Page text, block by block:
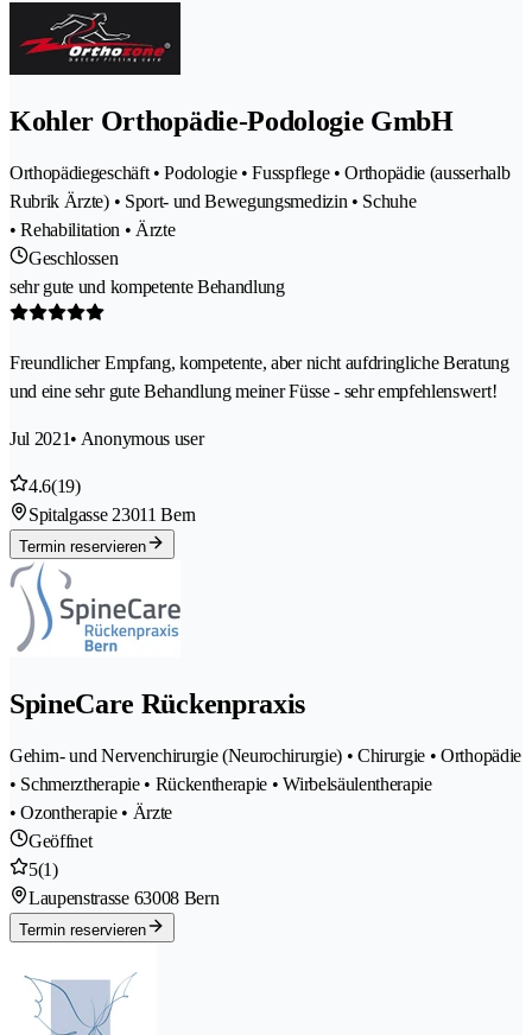
Kohler Orthopädie-Podologie GmbH
Orthopädiegeschäft • Podologie • Fusspflege • Orthopädie (ausserhalb
Rubrik Ärzte) • Sport- und Bewegungsmedizin • Schuhe
• Rehabilitation • Ärzte
Geschlossen
sehr gute und kompetente Behandlung
Freundlicher Empfang, kompetente, aber nicht aufdringliche Beratung
und eine sehr gute Behandlung meiner Füsse - sehr empfehlenswert!
Jul 2021• Anonymous user
4.6(19)
Spitalgasse 23011 Bern
Termin reservieren
SpineCare Rückenpraxis
Gehirn- und Nervenchirurgie (Neurochirurgie) • Chirurgie • Orthopädie
• Schmerztherapie • Rückentherapie • Wirbelsäulentherapie
• Ozontherapie • Ärzte
Geöffnet
5(1)
Laupenstrasse 63008 Bern
Termin reservieren